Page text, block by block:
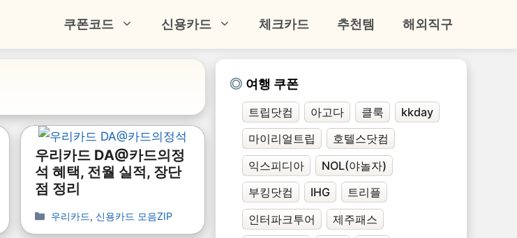
쿠폰코드 신용카드 체크카드 추천템 해외직구
우리카드 DA@카드의정
석 혜택, 전월 실적, 장단
점 정리
우리카드, 신용카드 모음ZIP
여행 쿠폰
트립닷컴 아고다 클룩
kkday
마이리얼트립
호텔스닷컴
익스피디아
NOL(야놀자)
부킹닷컴
IHG
트리플
인터파크투어
제주패스